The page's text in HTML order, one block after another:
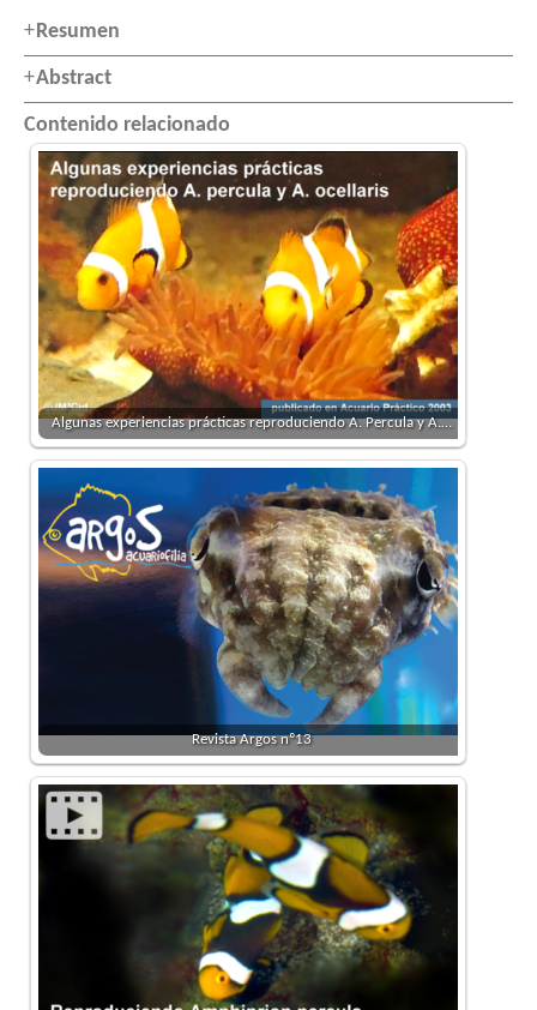
Resumen
Abstract
Contenido relacionado
Algunas experiencias prácticas reproduciendo A. Percula y A.…
Revista Argos nº13